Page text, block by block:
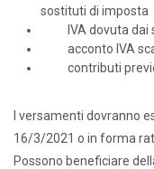
sostituti di imposta
IVA dovuta dai
acconto IVA
contributi
I versamenti dovranno
16/3/2021 o in forma
Possono beneficiare